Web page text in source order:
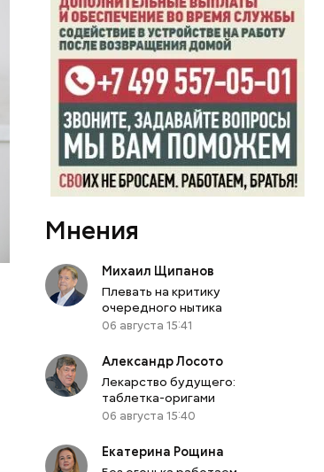
Мнения
Михаил Щипанов
Плевать на критику
очередного нытика
06 августа 15:41
Александр Лосото
Лекарство будущего:
таблетка-оригами
06 августа 15:40
Екатерина Рощина